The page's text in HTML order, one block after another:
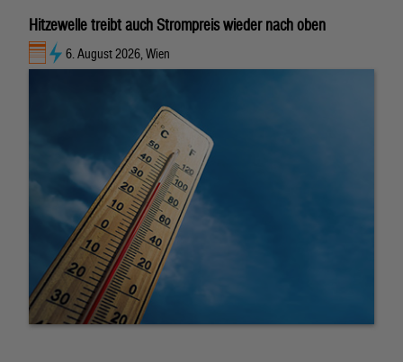
Hitzewelle treibt auch Strompreis wieder nach oben
6. August 2026, Wien